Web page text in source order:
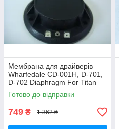
Мембрана для драйверів
Wharfedale CD-001H, D-701,
D-702 Diaphragm For Titan
12, Titan 15, LIX-C15M
Готово до відправки
749 ₴ 1 362 ₴